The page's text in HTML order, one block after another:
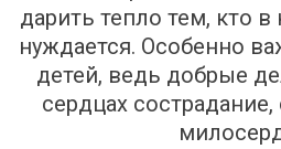
дарить тепло тем, кто
нуждается. Особенно
детей, ведь добрые
сердцах